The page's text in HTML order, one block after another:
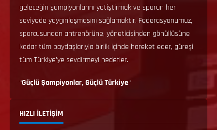
geleceğin şampiyonlarını yetiştirmek ve sporun her
seviyede yaygınlaşmasını sağlamaktır. Federasyonumuz,
sporcusundan antrenörüne, yöneticisinden gönüllüsüne
kadar tüm paydaşlarıyla birlik içinde hareket eder, güreşi
tüm Türkiye’ye sevdirmeyi hedefler.
“Güçlü Şampiyonlar, Güçlü Türkiye“
HIZLI İLETİŞİM